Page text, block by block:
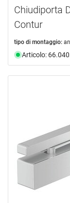
Chiudiporta
Contur
tipo di montaggio:
Articolo: